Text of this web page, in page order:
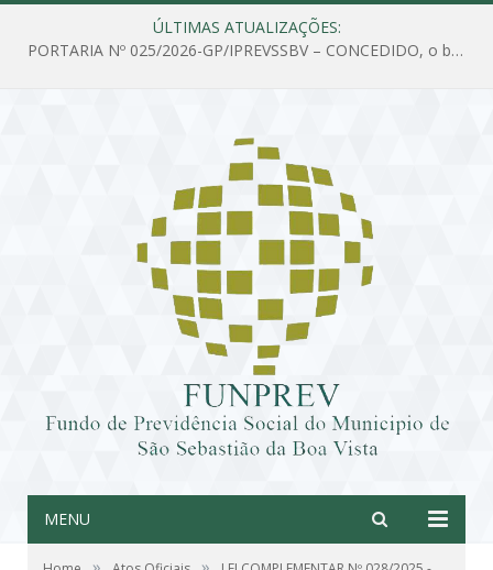
ÚLTIMAS ATUALIZAÇÕES:
PORTARIA Nº 025/2026-GP/IPREVSSBV – CONCEDIDO, o benefício de PENSÃO a MARIA ESTELA DOS SANTOS SOUZA
MENU